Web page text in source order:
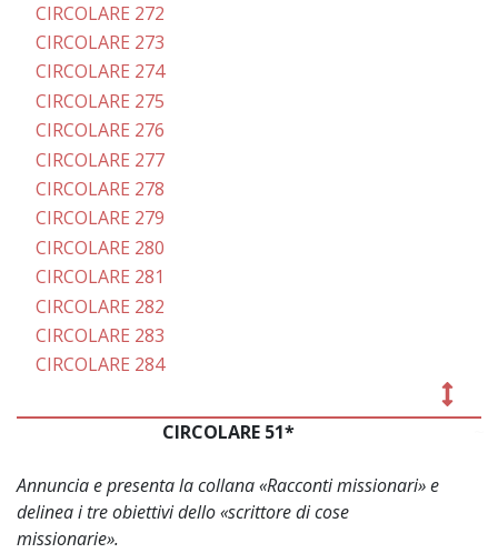
CIRCOLARE 272
CIRCOLARE 273
CIRCOLARE 274
CIRCOLARE 275
CIRCOLARE 276
CIRCOLARE 277
CIRCOLARE 278
CIRCOLARE 279
CIRCOLARE 280
CIRCOLARE 281
CIRCOLARE 282
CIRCOLARE 283
CIRCOLARE 284
CIRCOLARE 51*
Annuncia e presenta la collana «Racconti missionari» e
delinea i tre obiettivi dello «scrittore di cose
missionarie».